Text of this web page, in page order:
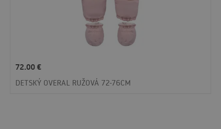
72.00€
DETSKÝ OVERAL RUŽOVÁ 72-76CM